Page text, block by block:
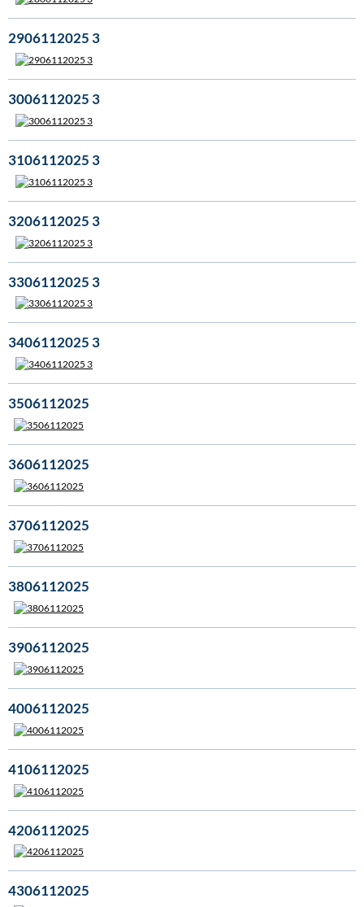
2906112025 3
3006112025 3
3106112025 3
3206112025 3
3306112025 3
3406112025 3
3506112025
3606112025
3706112025
3806112025
3906112025
4006112025
4106112025
4206112025
4306112025